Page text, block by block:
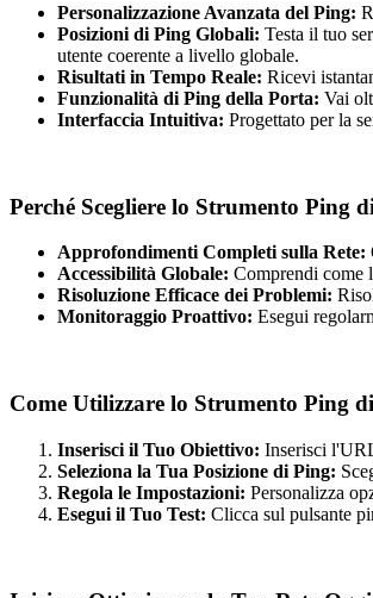
Personalizzazione Avanzata del Ping:
Posizioni di Ping Globali: Testa il tuo
utente coerente a livello globale.
Risultati in Tempo Reale: Ricevi
Funzionalità di Ping della Porta: Vai
Interfaccia Intuitiva: Progettato per la
Perché Scegliere lo Strumento Ping
Approfondimenti Completi sulla Rete:
Accessibilità Globale: Comprendi come
Risoluzione Efficace dei Problemi:
Monitoraggio Proattivo: Esegui
Come Utilizzare lo Strumento Ping
Inserisci il Tuo Obiettivo: Inserisci
Seleziona la Tua Posizione di Ping:
Regola le Impostazioni: Personalizza
Esegui il Tuo Test: Clicca sul pulsante